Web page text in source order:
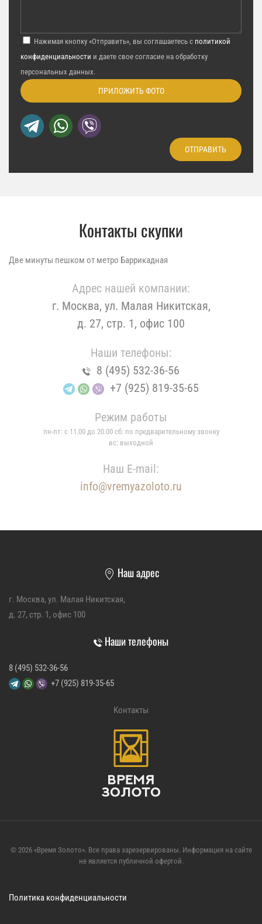
Нажимая кнопку «Отправить», вы соглашаетесь с политикой
конфиденциальности и даете свое согласие на обработку
персональных данных.
ПРИЛОЖИТЬ ФОТО
ОТПРАВИТЬ
Контакты скупки
Две минуты пешком от метро Баррикадная
Адрес нашей компании:
г. Москва, ул. Малая Никитская,
д. 27, стр. 1, офис 100
Наши телефоны:
8 (495) 532-36-56
+7 (925) 819-35-65
Режим работы
пн-пт: с 11.00 до 20.00 сб: по предварительному звонку
вс: выходной
Наш E-mail:
info@vremyazoloto.ru
Наш адрес
г. Москва, ул. Малая Никитская,
д. 27, стр. 1, офис 100
Наши телефоны
8 (495) 532-36-56
+7 (925) 819-35-65
Контакты
© 2026«Время Золото». Все права зарезервированы. Информация на сайте
не является публичной офертой.
Политика конфиденциальности